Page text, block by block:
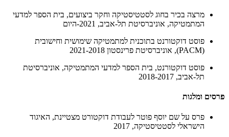
מרצה בכיר בחוג לסטטיסטיקה וחקר ביצועים, בית הספר למדעי
המתמטיקה, אוניברסיטת תל-אביב, 2021-היום
פוסט דוקטורנט בתוכנית למתמטיקה שימושית וחישובית
(PACM), אוניברסיטת פרינסטון 2021-2018
פוסט דוקטורנט, בית הספר למדעי המתמטיקה, אוניברסיטת
תל-אביב, 2018-2017
פרסים ומלגות
פרס על שם יוסף פוטר לעבודת דוקטורט מצטיינת, האיגוד
הישראלי לסטטיסטיקה, 2017